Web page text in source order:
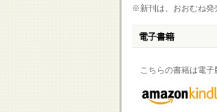
※新刊は、おおむね発
電子書籍
こちらの書籍は電子